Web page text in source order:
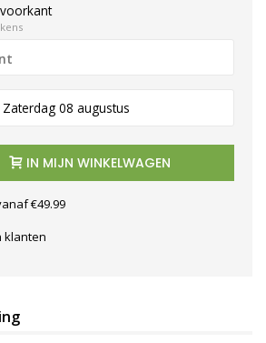
Zaterdag 08 augustus
IN MIJN WINKELWAGEN
€49.99
klanten